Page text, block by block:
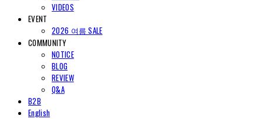
VIDEOS
EVENT
2026 여름 SALE
COMMUNITY
NOTICE
BLOG
REVIEW
Q&A
B2B
English